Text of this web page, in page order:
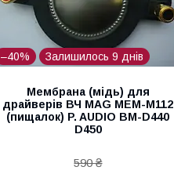
–40% Залишилось 9 днів
Мембрана (мідь) для
драйверів ВЧ MAG MEM-M112
(пищалок) P. AUDIO BM-D440
D450
590 ₴